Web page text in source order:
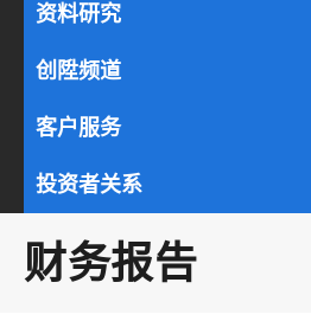
资料研究
创陞频道
客户服务
投资者关系
财务报告